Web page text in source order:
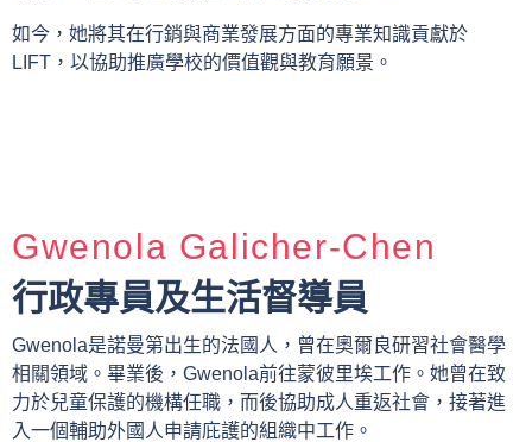
如今，她將其在行銷與商業發展方面的專業知識貢獻於
LIFT，以協助推廣學校的價值觀與教育願景。
Gwenola Galicher-Chen
行政專員及生活督導員
Gwenola是諾曼第出生的法國人，曾在奧爾良研習社會醫學
相關領域。畢業後，Gwenola前往蒙彼里埃工作。她曾在致
力於兒童保護的機構任職，而後協助成人重返社會，接著進
入一個輔助外國人申請庇護的組織中工作。